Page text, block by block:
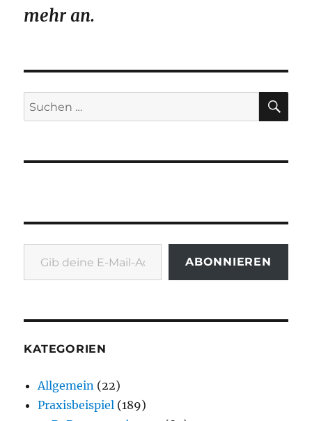
mehr an.
Suchen
nach:
Gib deine E-Mail-Adresse ein ...
ABONNIEREN
KATEGORIEN
Allgemein (22)
Praxisbeispiel (189)